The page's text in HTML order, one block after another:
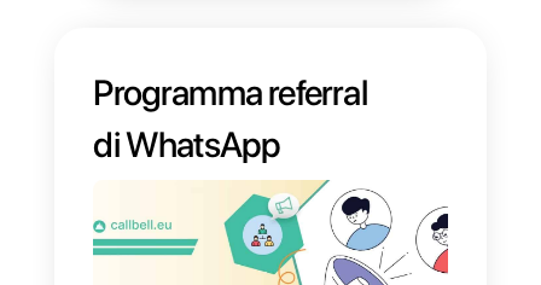
Programma referral
di WhatsApp